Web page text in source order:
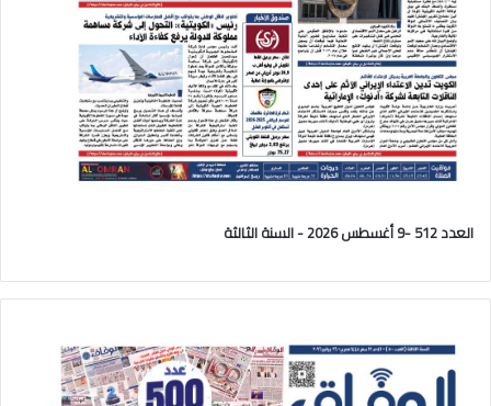
العدد 512 -9 أغسطس 2026 - السنة الثالثة